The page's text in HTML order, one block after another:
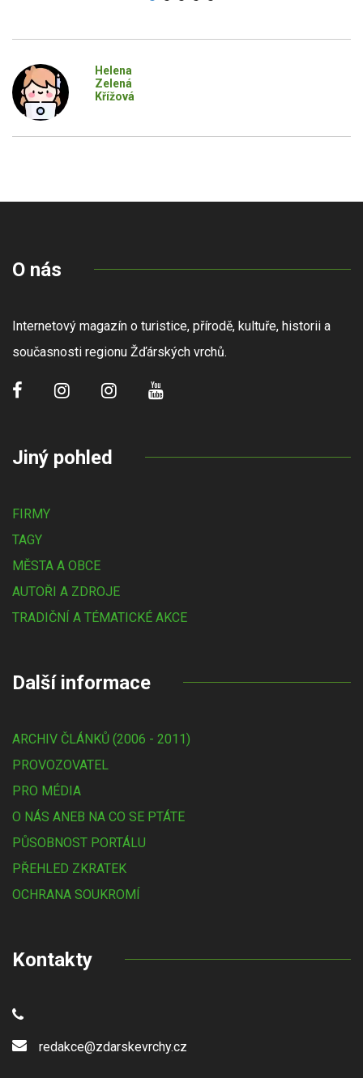
Helena
Zelená
Křížová
O nás
Internetový magazín o turistice, přírodě, kultuře, historii a
současnosti regionu Žďárských vrchů.
Jiný pohled
FIRMY
TAGY
MĚSTA A OBCE
AUTOŘI A ZDROJE
TRADIČNÍ A TÉMATICKÉ AKCE
Další informace
ARCHIV ČLÁNKŮ (2006 - 2011)
PROVOZOVATEL
PRO MÉDIA
O NÁS ANEB NA CO SE PTÁTE
PŮSOBNOST PORTÁLU
PŘEHLED ZKRATEK
OCHRANA SOUKROMÍ
Kontakty
redakce@zdarskevrchy.cz